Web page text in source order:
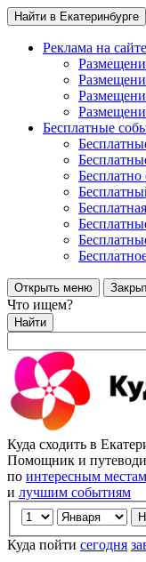
Найти в Екатеринбурге
Реклама на сайте
Бесплатные
Бесплатно
Открыть меню
Что ищем?
Найти
Куда сходить в
Помощник и
по интересным местам
и лучшим событиям
Куда пойти сегодня